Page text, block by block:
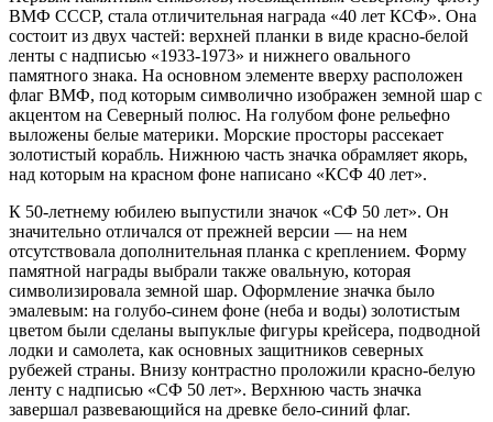
ВМФ СССР, стала отличительная награда «40 лет КСФ». Она
состоит из двух частей: верхней планки в виде красно-белой
ленты с надписью «1933-1973» и нижнего овального
памятного знака. На основном элементе вверху расположен
флаг ВМФ, под которым символично изображен земной шар с
акцентом на Северный полюс. На голубом фоне рельефно
выложены белые материки. Морские просторы рассекает
золотистый корабль. Нижнюю часть значка обрамляет якорь,
над которым на красном фоне написано «КСФ 40 лет».
К 50-летнему юбилею выпустили значок «СФ 50 лет». Он
значительно отличался от прежней версии — на нем
отсутствовала дополнительная планка с креплением. Форму
памятной награды выбрали также овальную, которая
символизировала земной шар. Оформление значка было
эмалевым: на голубо-синем фоне (неба и воды) золотистым
цветом были сделаны выпуклые фигуры крейсера, подводной
лодки и самолета, как основных защитников северных
рубежей страны. Внизу контрастно проложили красно-белую
ленту с надписью «СФ 50 лет». Верхнюю часть значка
завершал развевающийся на древке бело-синий флаг.